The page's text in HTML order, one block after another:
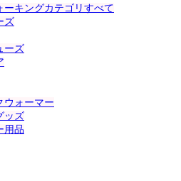
ーキングカテゴリすべて
ズ
ーズ
ウォーマー
ッズ
用品